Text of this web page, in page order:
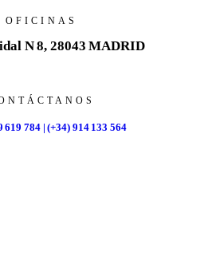
OFICINAS
N 8, 28043 MADRID
619 784 | (+34) 914 133 564